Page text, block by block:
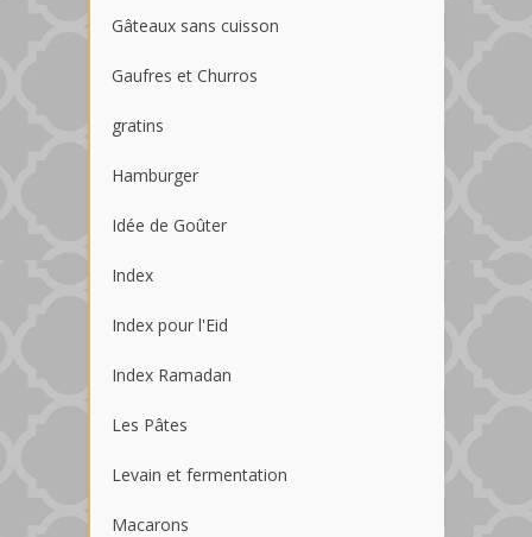
Gâteaux sans cuisson
Gaufres et Churros
gratins
Hamburger
Idée de Goûter
Index
Index pour l'Eid
Index Ramadan
Les Pâtes
Levain et fermentation
Macarons